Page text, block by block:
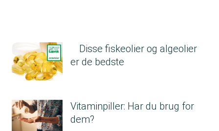
Disse fiskeolier og algeolier
er de bedste
Vitaminpiller: Har du brug for
dem?